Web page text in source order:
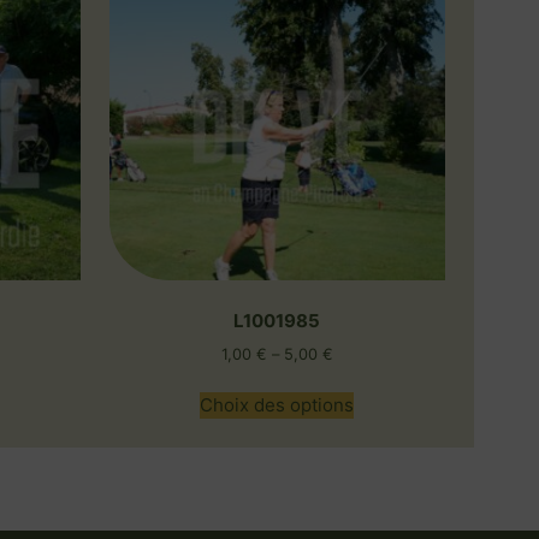
L1001985
1,00 € – 5,00 €
Choix des options